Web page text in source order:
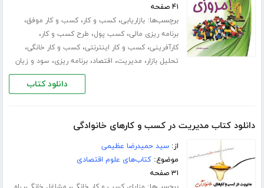
۴۱ صفحه
برچسب‌ها:بازاریابی،کسب و کار،کسب و کار موفق،
برنامه ریزی مالی،کسب پول، طرح کسب و کار،
کارآفرینی،کسب و کار اینترنتی،کسب و کار خانگی،
تحلیل بازار، مدیریت، اقتصاد،برنامه ریزی، سود و زیان
دانلود کتاب
دانلود کتاب مدیریت در کسب و کارهای خانوادگی
از:سید حمیدرضا عظیمی
موضوع:کتاب‌های علوم اقتصادی
۳۱ صفحه